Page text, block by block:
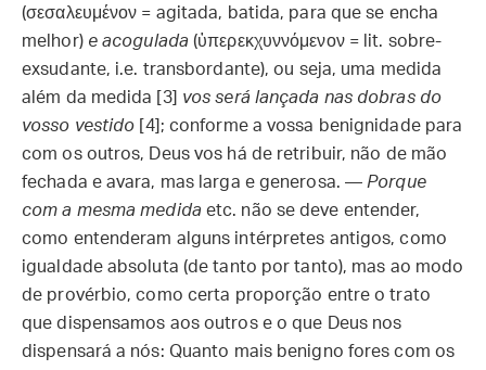
(σεσαλευμένον = agitada, batida, para que se encha
melhor) e acogulada(ὑπερεκχυννόμενον = lit. sobre-
exsudante, i.e. transbordante), ou seja, uma medida
além da medida [3] vos será lançada nas dobras do
vosso vestido [4]; conforme a vossa benignidade para
com os outros, Deus vos há de retribuir, não de mão
fechada e avara, mas larga e generosa. — Porque
com a mesma medidaetc. não se deve entender,
como entenderam alguns intérpretes antigos, como
igualdade absoluta (de tanto por tanto), mas ao modo
de provérbio, como certa proporção entre o trato
que dispensamos aos outros e o que Deus nos
dispensará a nós: Quanto mais benigno fores com os